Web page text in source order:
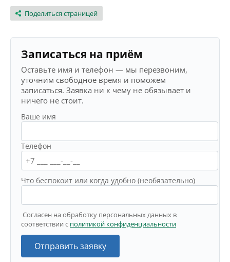
Поделиться страницей
Записаться на приём
Оставьте имя и телефон — мы перезвоним,
уточним свободное время и поможем
записаться. Заявка ни к чему не обязывает и
ничего не стоит.
Ваше имя
Телефон
Что беспокоит или когда удобно (необязательно)
Согласен на обработку персональных данных в
соответствии с политикой конфиденциальности
Отправить заявку